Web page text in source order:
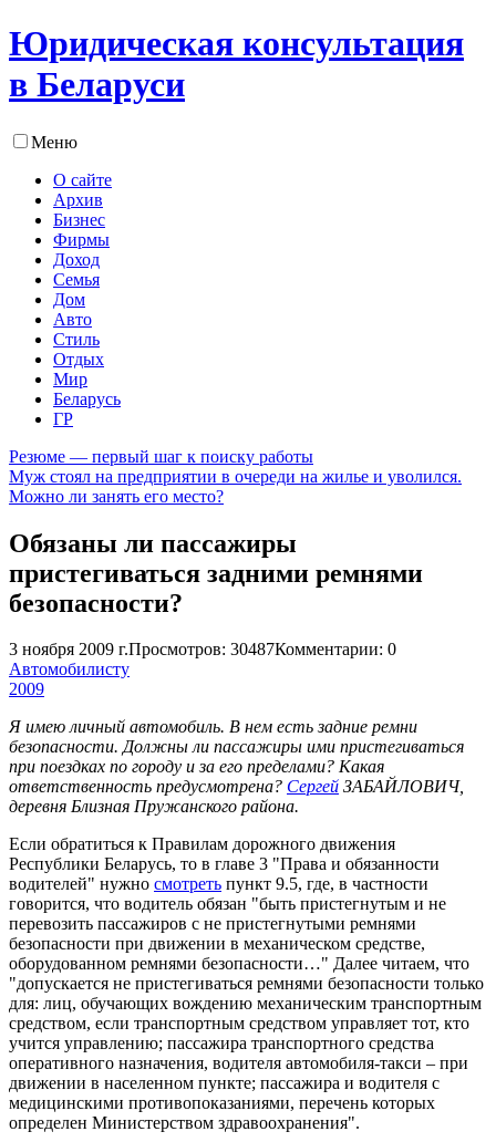
Юридическая консультация
в Беларуси
Меню
О сайте
Архив
Бизнес
Фирмы
Доход
Семья
Дом
Авто
Стиль
Отдых
Мир
Беларусь
ГР
Резюме — первый шаг к поиску работы
Муж стоял на предприятии в очереди на жилье и уволился.
Можно ли занять его место?
Обязаны ли пассажиры
пристегиваться задними ремнями
безопасности?
3 ноября 2009 г.Просмотров: 30487Комментарии: 0
Автомобилисту
2009
Я имею личный автомобиль. В нем есть задние ремни
безопасности. Должны ли пассажиры ими пристегиваться
при поездках по городу и за его пределами? Какая
ответственность предусмотрена? Сергей ЗАБАЙЛОВИЧ,
деревня Близная Пружанского района.
Если обратиться к Правилам дорожного движения
Республики Беларусь, то в главе 3 "Права и обязанности
водителей" нужно смотреть пункт 9.5, где, в частности
говорится, что водитель обязан "быть пристегнутым и не
перевозить пассажиров с не пристегнутыми ремнями
безопасности при движении в механическом средстве,
оборудованном ремнями безопасности…" Далее читаем, что
"допускается не пристегиваться ремнями безопасности только
для: лиц, обучающих вождению механическим транспортным
средством, если транспортным средством управляет тот, кто
учится управлению; пассажира транспортного средства
оперативного назначения, водителя автомобиля-такси – при
движении в населенном пункте; пассажира и водителя с
медицинскими противопоказаниями, перечень которых
определен Министерством здравоохранения".